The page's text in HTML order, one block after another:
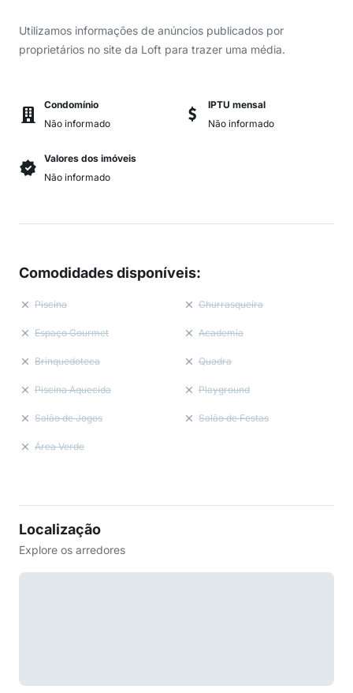
Utilizamos informações de anúncios publicados por
proprietários no site da Loft para trazer uma média.
Condomínio
Não informado
IPTU mensal
Não informado
Valores dos imóveis
Não informado
Comodidades disponíveis:
Piscina Churrasqueira
Espaço Gourmet Academia
Brinquedoteca Quadra
Piscina Aquecida Playground
Salão de Jogos Salão de Festas
Área Verde
Localização
Explore os arredores